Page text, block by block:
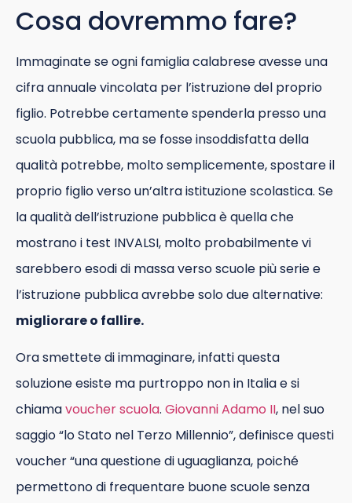
Cosa dovremmo fare?
Immaginate se ogni famiglia calabrese avesse una
cifra annuale vincolata per l’istruzione del proprio
figlio. Potrebbe certamente spenderla presso una
scuola pubblica, ma se fosse insoddisfatta della
qualità potrebbe, molto semplicemente, spostare il
proprio figlio verso un’altra istituzione scolastica. Se
la qualità dell’istruzione pubblica è quella che
mostrano i test INVALSI, molto probabilmente vi
sarebbero esodi di massa verso scuole più serie e
l’istruzione pubblica avrebbe solo due alternative:
migliorare o fallire.
Ora smettete di immaginare, infatti questa
soluzione esiste ma purtroppo non in Italia e si
chiamavoucher scuola. Giovanni Adamo II, nel suo
saggio “lo Stato nel Terzo Millennio”, definisce questi
voucher “una questione di uguaglianza, poiché
permettono di frequentare buone scuole senza